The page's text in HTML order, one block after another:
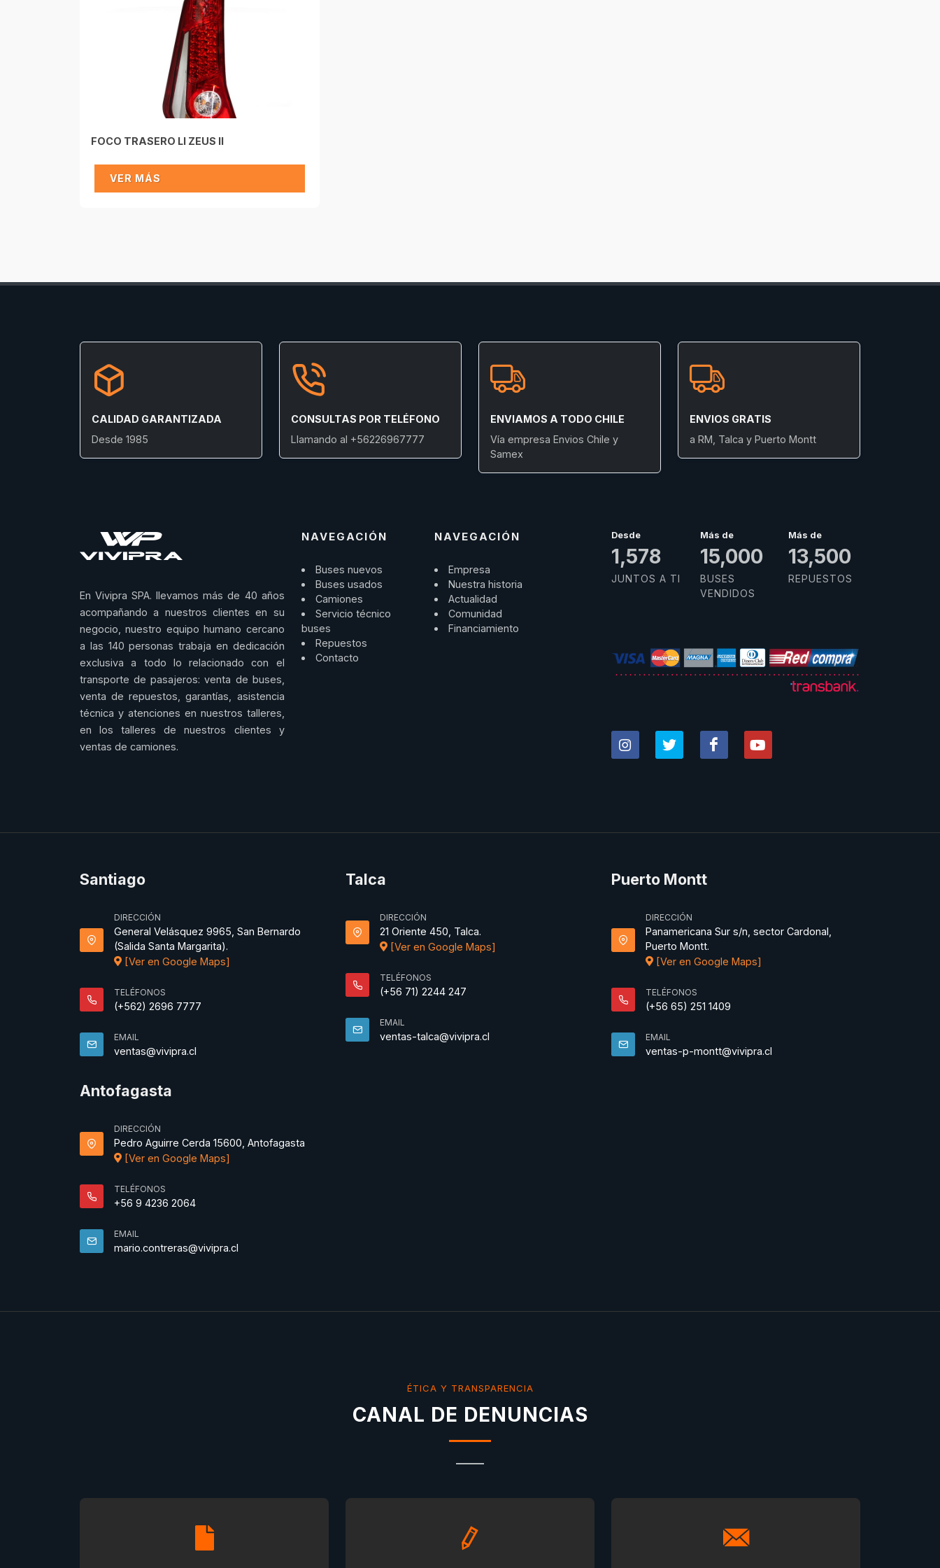
FOCO TRASERO LI ZEUS II
VER MÁS
CALIDAD GARANTIZADA
Desde 1985
CONSULTAS POR TELÉFONO
Llamando al +56226967777
ENVIAMOS A TODO CHILE
Vía empresa Envios Chile y
Samex
ENVIOS GRATIS
a RM, Talca y Puerto Montt
En Vivipra SPA. llevamos más de 40 años
acompañando a nuestros clientes en su
negocio, nuestro equipo humano cercano
a las 140 personas trabaja en dedicación
exclusiva a todo lo relacionado con el
transporte de pasajeros: venta de buses,
venta de repuestos, garantías, asistencia
técnica y atenciones en nuestros talleres,
en los talleres de nuestros clientes y
ventas de camiones.
NAVEGACIÓN
Buses nuevos
Buses usados
Camiones
Servicio técnico
buses
Repuestos
Contacto
NAVEGACIÓN
Empresa
Nuestra historia
Actualidad
Comunidad
Financiamiento
Desde
1,934
JUNTOS A TI
Más de
15,000
BUSES
VENDIDOS
Más de
13,500
REPUESTOS
Santiago
DIRECCIÓN
General Velásquez 9965, San Bernardo
(Salida Santa Margarita).
[Ver en Google Maps]
TELÉFONOS
(+562) 2696 7777
EMAIL
ventas@vivipra.cl
Talca
DIRECCIÓN
21 Oriente 450, Talca.
[Ver en Google Maps]
TELÉFONOS
(+56 71) 2244 247
EMAIL
ventas-talca@vivipra.cl
Puerto Montt
DIRECCIÓN
Panamericana Sur s/n, sector Cardonal,
Puerto Montt.
[Ver en Google Maps]
TELÉFONOS
(+56 65) 251 1409
EMAIL
ventas-p-montt@vivipra.cl
Antofagasta
DIRECCIÓN
Pedro Aguirre Cerda 15600, Antofagasta
[Ver en Google Maps]
TELÉFONOS
+56 9 4236 2064
EMAIL
mario.contreras@vivipra.cl
ÉTICA Y TRANSPARENCIA
CANAL DE DENUNCIAS